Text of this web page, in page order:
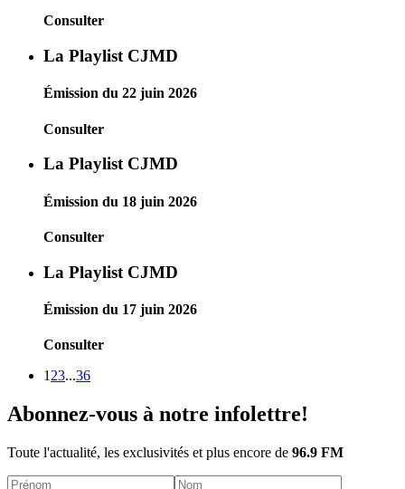
Consulter
La Playlist CJMD
Émission du 22 juin 2026
Consulter
La Playlist CJMD
Émission du 18 juin 2026
Consulter
La Playlist CJMD
Émission du 17 juin 2026
Consulter
1 23...36
Abonnez-vous à notre infolettre!
Toute l'actualité, les exclusivités et plus encore de 96.9 FM